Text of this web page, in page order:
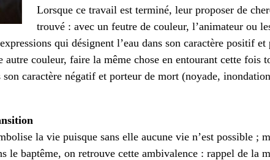
Lorsque ce travail est terminé, leur proposer de
trouvé : avec un feutre de couleur, l’animateur ou
qui désignent l’eau dans son caractère positif
couleur, faire la même chose en entourant cette fois
son caractère négatif et porteur de mort (noyade,
la vie puisque sans elle aucune vie n’est possible ;
le baptême, on retrouve cette ambivalence : rappel de la